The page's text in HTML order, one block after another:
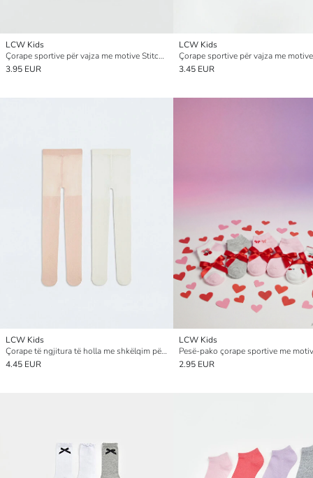
LCW Kids
Çorape sportive për vajza me motive Stitch dhe Angel, pesë-pako
3.95 EUR
LCW Kids
3.45 EUR
LCW Kids
Çorape të ngjitura të holla me shkëlqim për vajza, 2 pako
4.45 EUR
LCW Kids
2.95 EUR